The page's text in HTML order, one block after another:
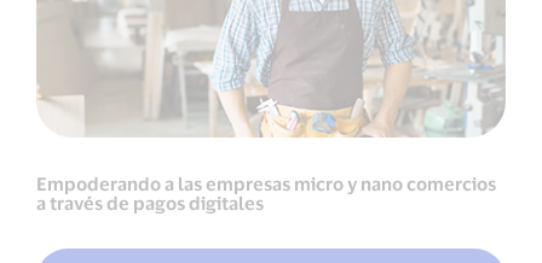
Empoderando a las empresas micro y nano comercios
a través de pagos digitales